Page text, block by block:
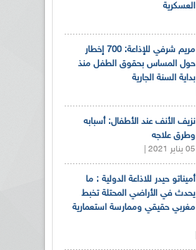
العسكرية
مريم شرفي للإذاعة: 700 إخطار
حول المساس بحقوق الطفل منذ
بداية السنة الجارية
نزيف الأنف عند الأطفال: أسبابه
وطرق علاجه
05 يناير 2021 |
أميناتو حيدر للاذاعة الدولية : ما
يحدث في الأراضي المحتلة تخبط
مغربي حقيقي وممارسة استعمارية